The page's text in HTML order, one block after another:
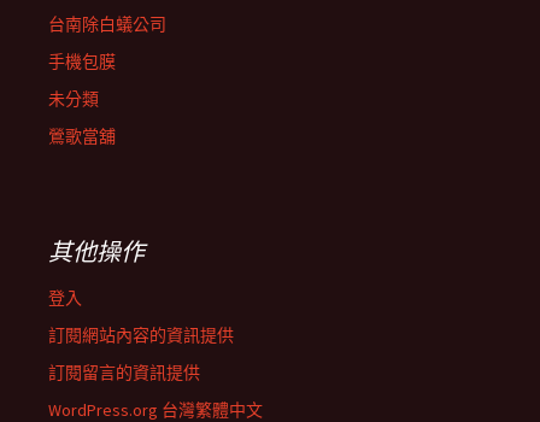
台南除白蟻公司
手機包膜
未分類
鶯歌當舖
其他操作
登入
訂閱網站內容的資訊提供
訂閱留言的資訊提供
WordPress.org 台灣繁體中文